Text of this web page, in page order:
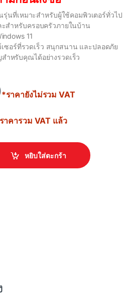
รุ่นที่เหมาะสำหรับผู้ใช้คอมพิวเตอร์ทั่วไป
สำหรับครอบครัวภายในบ้าน
11
เซอร์ที่รวดเร็ว สนุกสนาน และปลอดภัย
ำหรับคุณได้อย่างรวดเร็ว
*ราคายังไม่รวม VAT
าคารวม VAT แล้ว
(OEM,KW9-00632) quantity
หยิบใส่ตะกร้า